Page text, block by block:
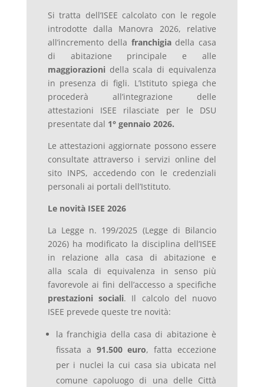
Si tratta dell’ISEE calcolato con le regole
introdotte dalla Manovra 2026, relative
all’incremento della franchigiadella casa
di abitazione principale e alle
maggiorazioni della scala di equivalenza
in presenza di figli. L’Istituto spiega che
procederà all’integrazione delle
attestazioni ISEE rilasciate per le DSU
presentate dal 1° gennaio 2026.
Le attestazioni aggiornate possono essere
consultate attraverso i servizi online del
sito INPS, accedendo con le credenziali
personali ai portali dell’Istituto.
Le novità ISEE 2026
La Legge n. 199/2025 (Legge di Bilancio
2026) ha modificato la disciplina dell’ISEE
in relazione alla
casa di abitazione e
alla scala di equivalenza in senso più
favorevole ai fini dell’accesso a specifiche
prestazioni sociali. Il calcolo del nuovo
ISEE prevede queste tre novità:
la franchigia della casa di abitazione è
fissata a 91.500 euro, fatta eccezione
per i nuclei la cui casa sia ubicata nel
comune capoluogo di una delle Città